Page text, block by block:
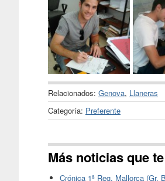
Relacionados: Genova, Llaneras
Categoría: Preferente
Más noticias que
Crónica 1ª Reg. Mallorca (Gr.